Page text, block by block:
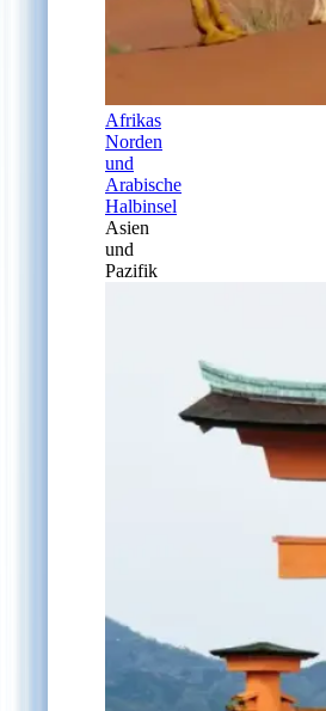
Afrikas
Norden
und
Arabische
Halbinsel
Asien
und
Pazifik